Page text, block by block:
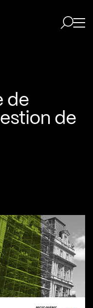
de
de